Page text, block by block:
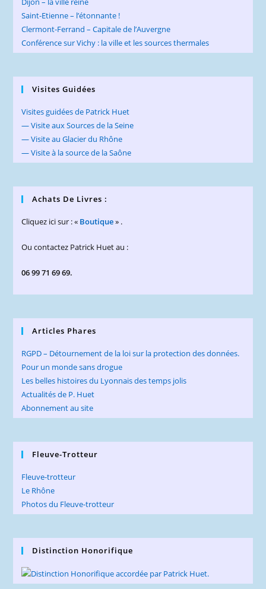
Saint-Etienne – l’étonnante !
Clermont-Ferrand – Capitale de l’Auvergne
Conférence sur Vichy : la ville et les sources thermales
Visites Guidées
Visites guidées de Patrick Huet
— Visite aux Sources de la Seine
— Visite au Glacier du Rhône
— Visite à la source de la Saône
Achats De Livres :
Cliquez ici sur : « Boutique» .
Ou contactez Patrick Huet au :
06 99 71 69 69.
Articles Phares
RGPD – Détournement de la loi sur la protection des données.
Pour un monde sans drogue
Les belles histoires du Lyonnais des temps jolis
Actualités de P. Huet
Abonnement au site
Fleuve-Trotteur
Fleuve-trotteur
Le Rhône
Photos du Fleuve-trotteur
Distinction Honorifique